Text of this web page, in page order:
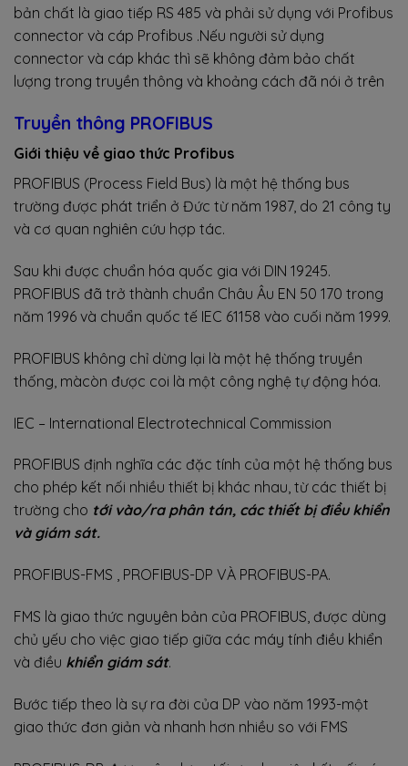
bản chất là giao tiếp RS 485 và phải sử dụng với Profibus
connector và cáp Profibus .Nếu người sử dụng
connector và cáp khác thì sẽ không đảm bảo chất
lượng trong truyền thông và khoảng cách đã nói ở trên
Truyền thông PROFIBUS
Giới thiệu về giao thức Profibus
PROFIBUS (Process Field Bus) là một hệ thống bus
trường được phát triển ở Đức từ năm 1987, do 21 công ty
và cơ quan nghiên cứu hợp tác.
Sau khi được chuẩn hóa quốc gia với DIN 19245.
PROFIBUS đã trở thành chuẩn Châu Âu EN 50 170 trong
năm 1996 và chuẩn quốc tế IEC 61158 vào cuối năm 1999.
PROFIBUS không chỉ dừng lại là một hệ thống truyền
thống, màcòn được coi là một công nghệ tự động hóa.
IEC – International Electrotechnical Commission
PROFIBUS định nghĩa các đặc tính của một hệ thống bus
cho phép kết nối nhiều thiết bị khác nhau, từ các thiết bị
trường cho tới vào/ra phân tán, các thiết bị điều khiển
và giám sát.
PROFIBUS-FMS , PROFIBUS-DP VÀ PROFIBUS-PA.
FMS là giao thức nguyên bản của PROFIBUS, được dùng
chủ yếu cho việc giao tiếp giữa các máy tính điều khiển
và điều khiển giám sát.
Bước tiếp theo là sự ra đời của DP vào năm 1993-một
giao thức đơn giản và nhanh hơn nhiều so với FMS